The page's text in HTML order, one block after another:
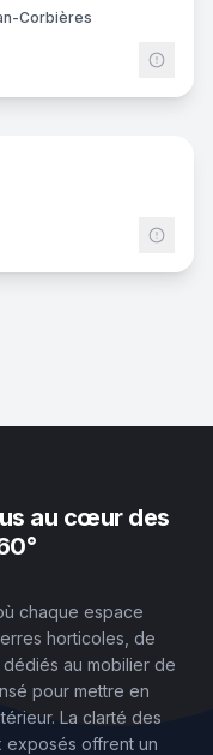
Corbières
20
au cœur des
chaque espace
horticoles, de
au mobilier de
pour mettre en
La clarté des
exposés offrent un